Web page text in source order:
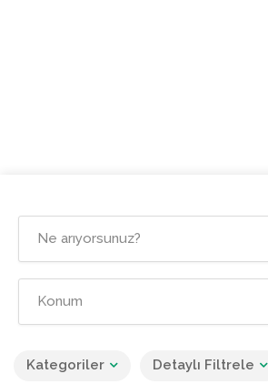
Kategoriler Detaylı Filtrele